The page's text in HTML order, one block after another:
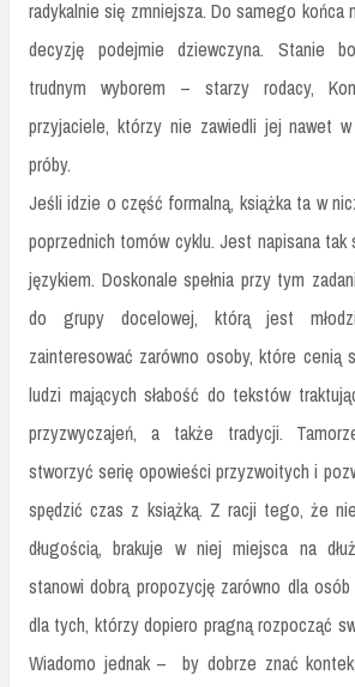
radykalnie się zmniejsza. Do samego końca
decyzję podejmie dziewczyna. Stanie
trudnym wyborem – starzy rodacy,
przyjaciele, którzy nie zawiedli jej nawet w
próby.
Jeśli idzie o część formalną, książka ta w
poprzednich tomów cyklu. Jest napisana tak
językiem. Doskonale spełnia przy tym
do grupy docelowej, którą jest
zainteresować zarówno osoby, które cenią
ludzi mających słabość do tekstów
przyzwyczajeń, a także tradycji.
stworzyć serię opowieści przyzwoitych i
spędzić czas z książką. Z racji tego, że
długością, brakuje w niej miejsca na
stanowi dobrą propozycję zarówno dla
dla tych, którzy dopiero pragną rozpocząć
Wiadomo jednak –
by dobrze znać